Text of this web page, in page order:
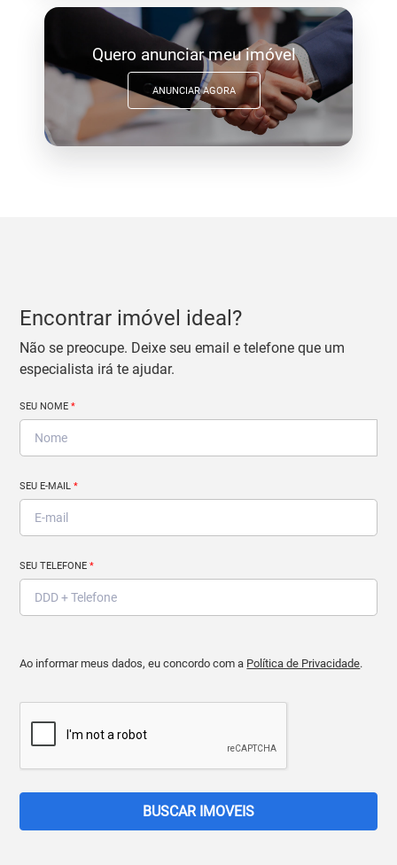
Quero anunciar meu imóvel
ANUNCIAR AGORA
Encontrar imóvel ideal?
Não se preocupe. Deixe seu email e telefone que um
especialista irá te ajudar.
SEU NOME*
SEU E-MAIL*
SEU TELEFONE*
Ao informar meus dados, eu concordo com a Política de Privacidade.
BUSCAR IMOVEIS